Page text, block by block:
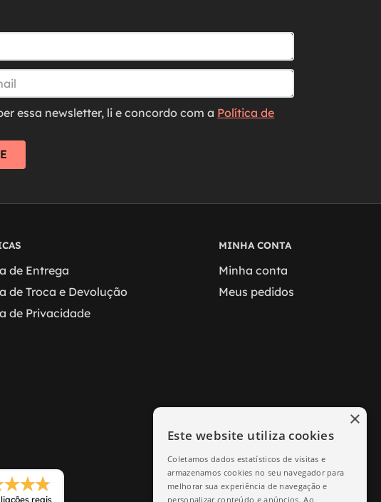
essa newsletter, li e concordo com a Política de
de Entrega
de Troca e Devolução
de Privacidade
MINHA CONTA
Minha conta
Meus pedidos
reais
Este website utiliza cookies
Coletamos dados estatísticos de visitas e
armazenamos cookies no seu navegador para
melhorar sua experiência de navegação e
personalizar conteúdo e anúncios. Ao
×